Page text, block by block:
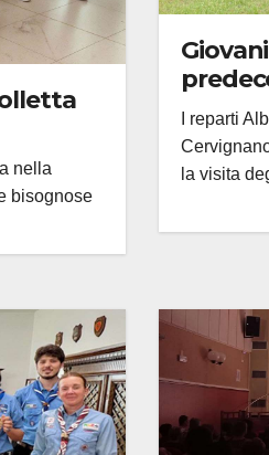
nella
bisognose
I reparti
la visita